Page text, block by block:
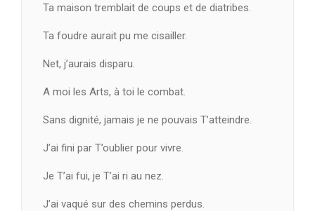
Ta maison tremblait de coups et de diatribes.
Ta foudre aurait pu me cisailler.
Net, j’aurais disparu.
A moi les Arts, à toi le combat.
Sans dignité, jamais je ne pouvais T’atteindre.
J’ai fini par T’oublier pour vivre.
Je T’ai fui, je T’ai ri au nez.
J’ai vaqué sur des chemins perdus.